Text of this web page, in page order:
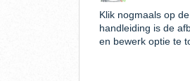
Klik nogmaals op
handleiding is de
en bewerk optie te